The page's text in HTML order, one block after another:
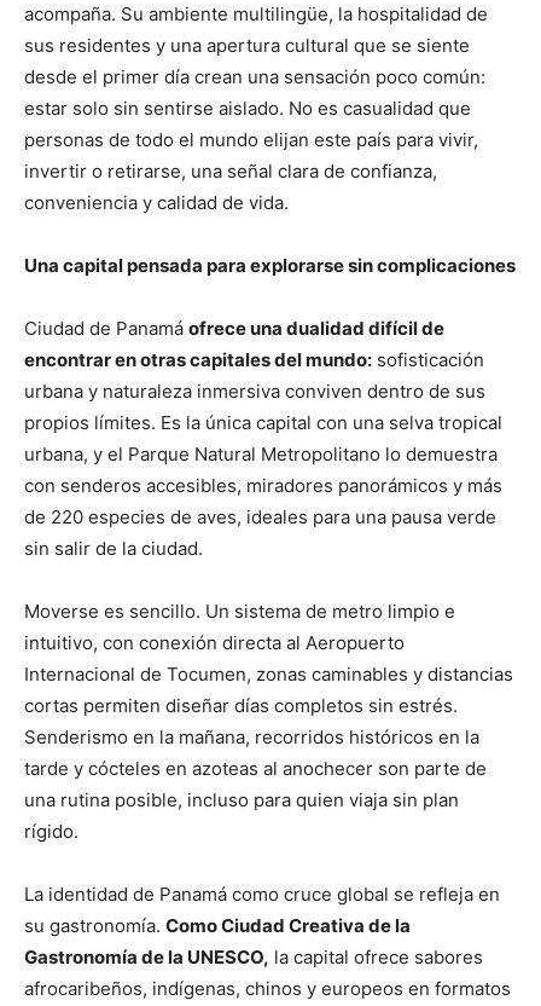
acompaña. Su ambiente multilingüe, la hospitalidad de
sus residentes y una apertura cultural que se siente
desde el primer día crean una sensación poco común:
estar solo sin sentirse aislado. No es casualidad que
personas de todo el mundo elijan este país para vivir,
invertir o retirarse, una señal clara de confianza,
conveniencia y calidad de vida.
Una capital pensada para explorarse sin complicaciones
Ciudad de Panamá ofrece una dualidad difícil de
encontrar en otras capitales del mundo: sofisticación
urbana y naturaleza inmersiva conviven dentro de sus
propios límites. Es la única capital con una selva tropical
urbana, y el Parque Natural Metropolitano lo demuestra
con senderos accesibles, miradores panorámicos y más
de 220 especies de aves, ideales para una pausa verde
sin salir de la ciudad.
Moverse es sencillo. Un sistema de metro limpio e
intuitivo, con conexión directa al Aeropuerto
Internacional de Tocumen, zonas caminables y distancias
cortas permiten diseñar días completos sin estrés.
Senderismo en la mañana, recorridos históricos en la
tarde y cócteles en azoteas al anochecer son parte de
una rutina posible, incluso para quien viaja sin plan
rígido.
La identidad de Panamá como cruce global se refleja en
su gastronomía. Como Ciudad Creativa de la
Gastronomía de la UNESCO, la capital ofrece sabores
afrocaribeños, indígenas, chinos y europeos en formatos